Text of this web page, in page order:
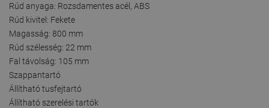
Rúd anyaga: Rozsdamentes acél, ABS
Rúd kivitel: Fekete
Magasság: 800 mm
Rúd szélesség: 22 mm
Fal távolság: 105 mm
Szappantartó
Állítható tusfejtartó
Állítható szerelési tartók